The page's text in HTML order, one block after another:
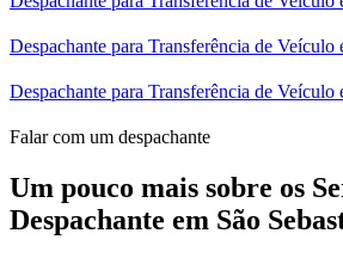
Despachante para Transferência de Veículo
Despachante para Transferência de
Falar com um despachante
Um pouco mais sobre os
Despachante em São